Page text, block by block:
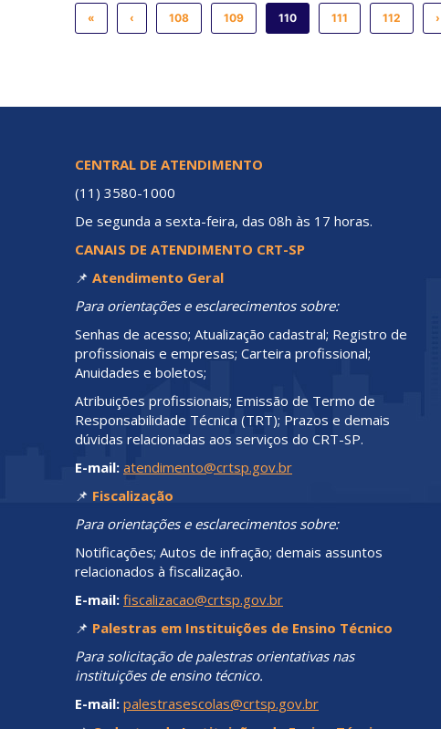
« ‹ 108 109 110 111 112 ›
CENTRAL DE ATENDIMENTO
(11) 3580-1000
De segunda a sexta-feira, das 08h às 17 horas.
CANAIS DE ATENDIMENTO CRT-SP
📌 Atendimento Geral
Para orientações e esclarecimentos sobre:
Senhas de acesso; Atualização cadastral; Registro de
profissionais e empresas; Carteira profissional;
Anuidades e boletos;
Atribuições profissionais; Emissão de Termo de
Responsabilidade Técnica (TRT); Prazos e demais
dúvidas relacionadas aos serviços do CRT-SP.
E-mail: atendimento@crtsp.gov.br
📌 Fiscalização
Para orientações e esclarecimentos sobre:
Notificações; Autos de infração; demais assuntos
relacionados à fiscalização.
E-mail: fiscalizacao@crtsp.gov.br
📌 Palestras em Instituições de Ensino Técnico
Para solicitação de palestras orientativas nas
instituições de ensino técnico.
E-mail: palestrasescolas@crtsp.gov.br